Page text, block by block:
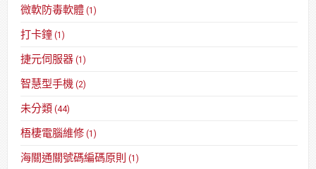
微軟防毒軟體 (1)
打卡鐘 (1)
捷元伺服器 (1)
智慧型手機 (2)
未分類 (44)
梧棲電腦維修 (1)
海關通關號碼編碼原則 (1)